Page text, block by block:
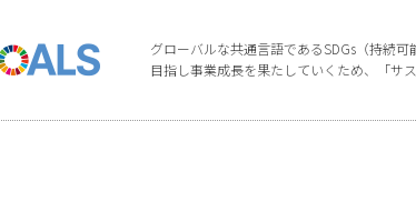
グローバルな共通言語であるSDGs（持続
目指し事業成長を果たしていくため、「サ